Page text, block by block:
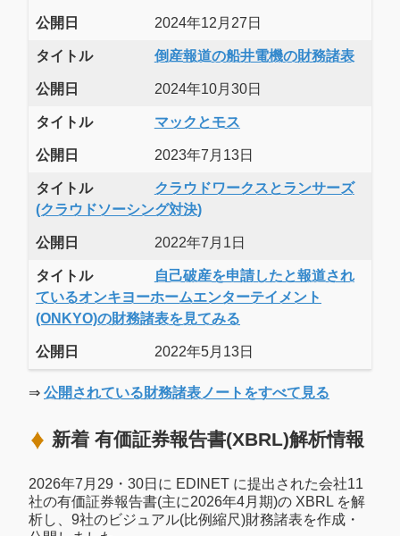
公開日 2024年12月27日
タイトル 倒産報道の船井電機の財務諸表
公開日 2024年10月30日
タイトル マックとモス
公開日 2023年7月13日
タイトル
クラウドワークスとランサーズ
(クラウドソーシング対決)
公開日 2022年7月1日
タイトル
自己破産を申請したと報道され
ているオンキヨーホームエンターテイメント
(ONKYO)の財務諸表を見てみる
公開日 2022年5月13日
⇒ 公開されている財務諸表ノートをすべて見る
新着 有価証券報告書(XBRL)解析情報
2026年7月29・30日に EDINET に提出された会社11
社の有価証券報告書(主に2026年4月期)の XBRL を解
析し、9社のビジュアル(比例縮尺)財務諸表を作成・